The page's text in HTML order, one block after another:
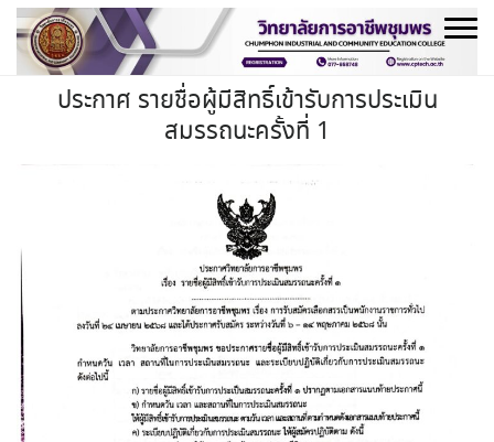
Skip
content
ประกาศ รายชื่อผู้มีสิทธิ์เข้ารับการประเมิน
สมรรถนะครั้งที่ 1